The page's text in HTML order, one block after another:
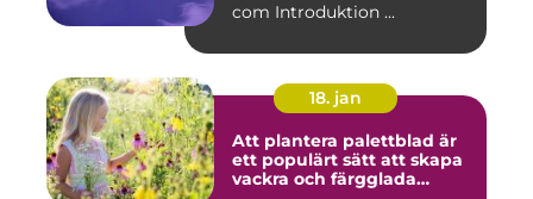
com Introduktion ...
18. jan
Att plantera palettblad är
ett populärt sätt att skapa
vackra och färgglada